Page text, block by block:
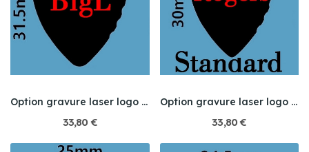
Option gravure laser logo sur titane et acier...
33,80 €
Option gravure laser logo sur titane et acier...
33,80 €